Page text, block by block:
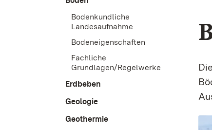
Bodenkundliche
Landesaufnahme
Bodeneigenschaften
Fachliche
Grundlagen/Regelwerke
Erdbeben
Geologie
Geothermie